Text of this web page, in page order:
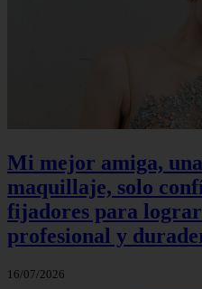
Mi mejor amiga,
maquillaje, solo
fijadores para
profesional y
16/07/2026